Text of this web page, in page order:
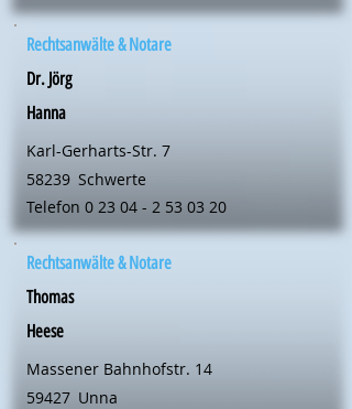
Rechtsanwälte & Notare
Dr. Jörg
Hanna
Karl-Gerharts-Str. 7
58239 Schwerte
Telefon 0 23 04 - 2 53 03 20
Rechtsanwälte & Notare
Thomas
Heese
Massener Bahnhofstr. 14
59427 Unna